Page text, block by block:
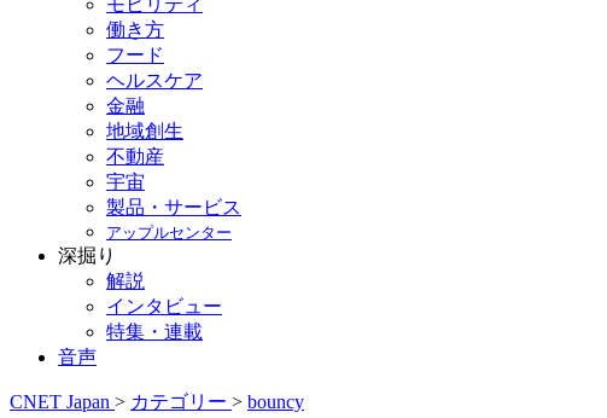
モビリティ
働き方
フード
ヘルスケア
金融
地域創生
不動産
宇宙
製品・サービス
アップルセンター
深掘り
解説
インタビュー
特集・連載
音声
CNET Japan > カテゴリー > bouncy